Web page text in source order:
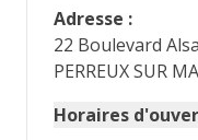
7
14 15
21 22
Adresse :
22 Boulevard
PERREUX SUR
Horaires